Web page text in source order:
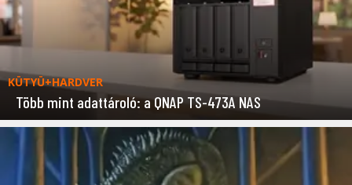
KÜTYÜ+HARDVER
Több mint adattároló: a QNAP TS-473A NAS